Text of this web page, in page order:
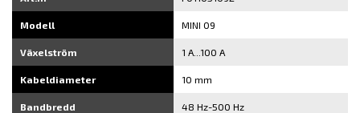
Modell MINI 09
Växelström 1 A...100 A
Kabeldiameter 10 mm
Bandbredd 48 Hz-500 Hz